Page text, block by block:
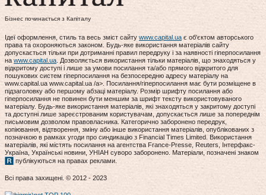
Бізнес починається з Капіталу
Ідеї оформлення, стиль та весь зміст сайту www.capital.ua є об'єктом авторського
права та охороняються законом. Будь-яке використання матеріалів сайту
допускається тільки при дотриманні правил передруку і за наявності гіперпосилання
наwww.capital.ua. Дозволяється використання тільки матеріалів, що знаходяться у
відкритому доступі і лише за умови посилання та/або прямого відкритого для
пошукових систем гіперпосилання на безпосередню адресу матеріалу на
www.capital.ua www.capital.ua /a>. Посилання/гіперпосилання має бути розміщене в
підзаголовку або першому абзаці матеріалу. Розмір шрифту посилання або
гіперпосилання не повинен бути меншим за шрифт тексту використовуваного
матеріалу. Будь-яке використання матеріалів, які знаходяться у закритому доступі
та доступні лише зареєстрованим користувачам, допускається лише за попереднім
письмовим дозволом правовласника. Категорично заборонено передрук,
копіювання, відтворення, зміну або інше використання матеріалів, опублікованих з
позначкою в рамках угоди про синдикацію з Financial Times Limited. Використання
матеріалів, які містять посилання на агентства France-Presse, Reuters, Інтерфакс-
Україна, Українські новини, УНІАН суворо заборонено. Матеріали, позначені знаком
публікуються на правах реклами.
Всі права захищені. © 2012 - 2023